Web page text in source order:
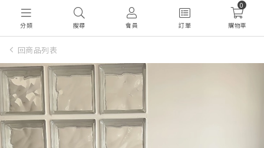
分類 搜尋 會員 訂單
0
購物車
回商品列表